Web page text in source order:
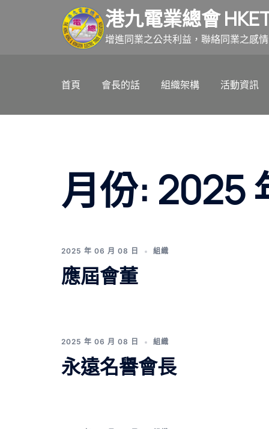
港九電業總會
增進同業之公共利益，聯絡同業之感情
首頁 會長的話 組織架構 活動資訊
月份: 2025
2025 年 06 月 08 日 組織
應屆會董
2025 年 06 月 08 日 組織
永遠名譽會長